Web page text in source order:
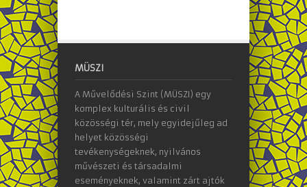
MÜSZI
A Művelődési Szint (MÜSZI) egy
komplex kulturális és civil
közösségi tér, mely egyidejűleg ad
helyet közösségi
tevékenységeknek, nyilvános
művészeti és társadalmi
eseményeknek, valamint zárt ajtók